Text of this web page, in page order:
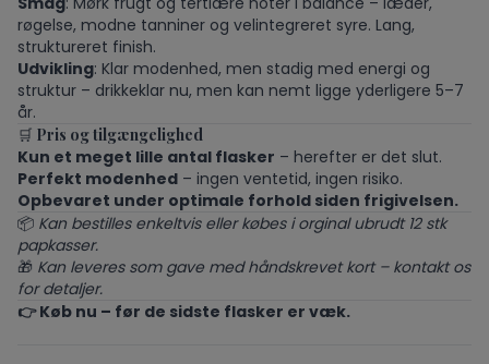
røgelse, modne tanniner og velintegreret syre. Lang,
struktureret finish.
Udvikling: Klar modenhed, men stadig med energi og
struktur – drikkeklar nu, men kan nemt ligge yderligere 5–7
år.
🛒 Pris og tilgængelighed
Kun et meget lille antal flasker – herefter er det slut.
Perfekt modenhed – ingen ventetid, ingen risiko.
Opbevaret under optimale forhold siden frigivelsen.
📦 Kan bestilles enkeltvis eller købes i orginal ubrudt 12 stk
papkasser.
🎁 Kan leveres som gave med håndskrevet kort – kontakt os
for detaljer.
👉 Køb nu – før de sidste flasker er væk.